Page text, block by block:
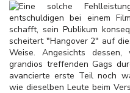
Eine solche
entschuldigen bei einem
schafft, sein Publikum
scheitert "Hangover 2" auf
Weise. Angesichts
grandios treffenden Gags
avancierte erste Teil noch
wie dieselben Leute beim